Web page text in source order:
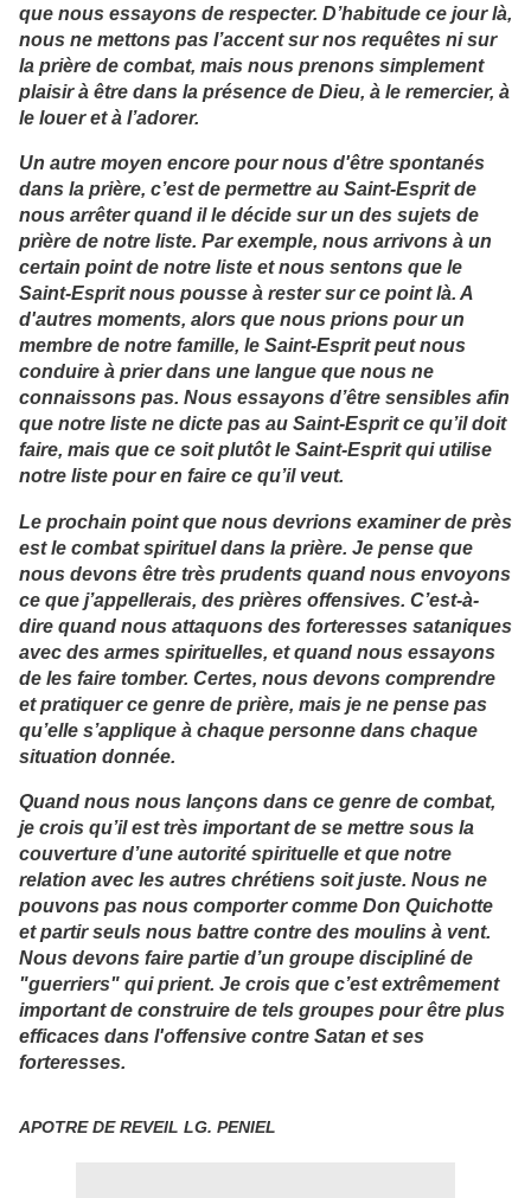
que nous essayons de respecter. D’habitude ce jour là,
nous ne mettons pas l’accent sur nos requêtes ni sur
la prière de combat, mais nous prenons simplement
plaisir à être dans la présence de Dieu, à le remercier, à
le louer et à l’adorer.
Un autre moyen encore pour nous d'être spontanés
dans la prière, c’est de permettre au Saint-Esprit de
nous arrêter quand il le décide sur un des sujets de
prière de notre liste. Par exemple, nous arrivons à un
certain point de notre liste et nous sentons que le
Saint-Esprit nous pousse à rester sur ce point là. A
d'autres moments, alors que nous prions pour un
membre de notre famille, le Saint-Esprit peut nous
conduire à prier dans une langue que nous ne
connaissons pas. Nous essayons d’être sensibles afin
que notre liste ne dicte pas au Saint-Esprit ce qu’il doit
faire, mais que ce soit plutôt le Saint-Esprit qui utilise
notre liste pour en faire ce qu’il veut.
Le prochain point que nous devrions examiner de près
est le combat spirituel dans la prière. Je pense que
nous devons être très prudents quand nous envoyons
ce que j’appellerais, des prières offensives. C’est-à-
dire quand nous attaquons des forteresses sataniques
avec des armes spirituelles, et quand nous essayons
de les faire tomber. Certes, nous devons comprendre
et pratiquer ce genre de prière, mais je ne pense pas
qu’elle s’applique à chaque personne dans chaque
situation donnée.
Quand nous nous lançons dans ce genre de combat,
je crois qu’il est très important de se mettre sous la
couverture d’une autorité spirituelle et que notre
relation avec les autres chrétiens soit juste. Nous ne
pouvons pas nous comporter comme Don Quichotte
et partir seuls nous battre contre des moulins à vent.
Nous devons faire partie d’un groupe discipliné de
"guerriers" qui prient. Je crois que c’est extrêmement
important de construire de tels groupes pour être plus
efficaces dans l'offensive contre Satan et ses
forteresses.
APOTRE DE REVEIL LG. PENIEL